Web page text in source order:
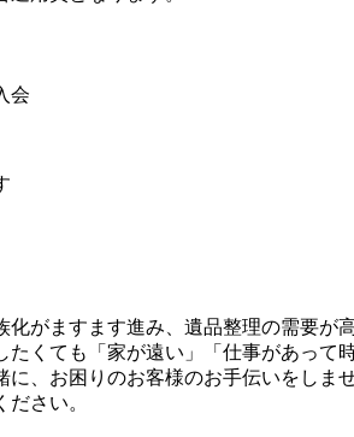
会
がますます進み、遺品整理の需要が
たくても「家が遠い」「仕事があっ
に、お困りのお客様のお手伝いをしま
さい。